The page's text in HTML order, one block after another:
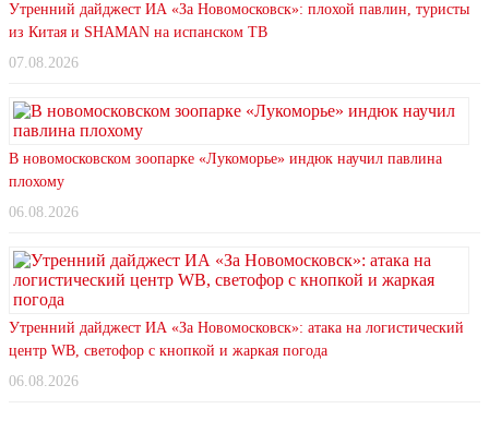
Утренний дайджест ИА «За Новомосковск»: плохой павлин, туристы
из Китая и SHAMAN на испанском ТВ
07.08.2026
В новомосковском зоопарке «Лукоморье» индюк научил павлина
плохому
06.08.2026
Утренний дайджест ИА «За Новомосковск»: атака на логистический
центр WB, светофор с кнопкой и жаркая погода
06.08.2026